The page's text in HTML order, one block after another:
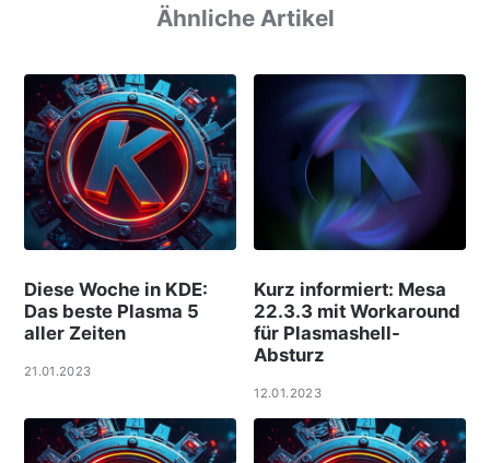
Ähnliche Artikel
Diese Woche in KDE:
Das beste Plasma 5
aller Zeiten
21.01.2023
Kurz informiert: Mesa
22.3.3 mit Workaround
für Plasmashell-
Absturz
12.01.2023